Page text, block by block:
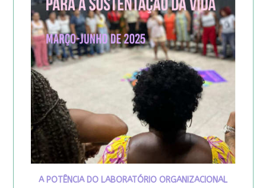
A POTÊNCIA DO LABORATÓRIO ORGANIZACIONAL